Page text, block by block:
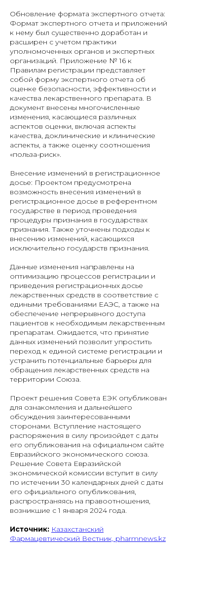
Обновление формата экспертного отчета:
Формат экспертного отчета и приложений
к нему был существенно доработан и
расширен с учетом практики
уполномоченных органов и экспертных
организаций. Приложение № 16 к
Правилам регистрации представляет
собой форму экспертного отчета об
оценке безопасности, эффективности и
качества лекарственного препарата. В
документ внесены многочисленные
изменения, касающиеся различных
аспектов оценки, включая аспекты
качества, доклинические и клинические
аспекты, а также оценку соотношения
«польза-риск».
Внесение изменений в регистрационное
досье: Проектом предусмотрена
возможность внесения изменений в
регистрационное досье в референтном
государстве в период проведения
процедуры признания в государствах
признания. Также уточнены подходы к
внесению изменений, касающихся
исключительно государств признания.
Данные изменения направлены на
оптимизацию процессов регистрации и
приведения регистрационных досье
лекарственных средств в соответствие с
едиными требованиями ЕАЭС, а также на
обеспечение непрерывного доступа
пациентов к необходимым лекарственным
препаратам. Ожидается, что принятие
данных изменений позволит упростить
переход к единой системе регистрации и
устранить потенциальные барьеры для
обращения лекарственных средств на
территории Союза.
Проект решения Совета ЕЭК опубликован
для ознакомления и дальнейшего
обсуждения заинтересованными
сторонами. Вступление настоящего
распоряжения в силу произойдет с даты
его опубликования на официальном сайте
Евразийского экономического союза.
Решение Совета Евразийской
экономической комиссии вступит в силу
по истечении 30 календарных дней с даты
его официального опубликования,
распространяясь на правоотношения,
возникшие с 1 января 2024 года.
Источник: Казахстанский
Фармацевтический Вестник, pharmnews.kz